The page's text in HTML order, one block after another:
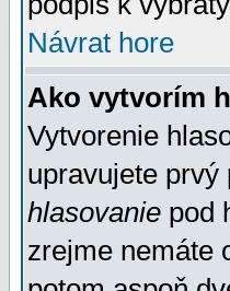
Návrat hore
Ako vytvorím
Vytvorenie
upravujete
hlasovanie pod
zrejme nemáte